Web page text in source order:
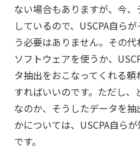
ない場合もありますが、今
しているので、USCPA自ら
う必要はありません。その
ソフトウェアを使うか、
タ抽出をおこなってくれる
すればいいのです。ただし
なのか、そうしたデータを
かについては、USCPA自ら
です。